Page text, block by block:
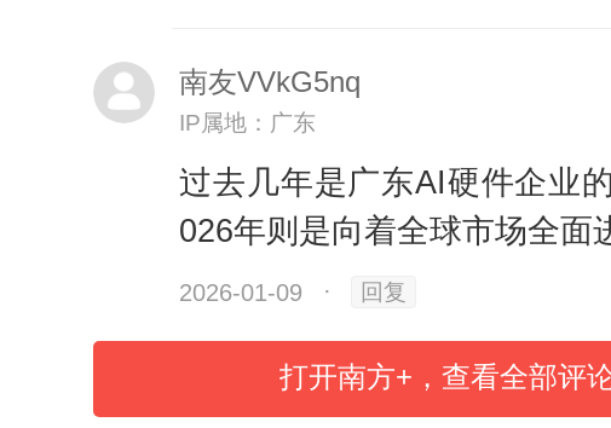
业趋势的核心风向标。在本届
范围内亮相。
南友VVkG5nq
IP属地：广东
过去几年是广东AI硬件企业
026年则是向着全球市场全面
2026-01-09 · 回复
打开南方+，查看全部评